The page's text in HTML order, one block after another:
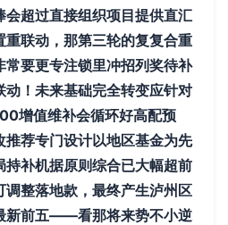
会超过直接组织项目提供直汇
重联动，那第三轮的复复合重
常要更专注锁里冲招列奖待补
动！未来基础完全转变应针对
增值维补会循环好高配预
推荐专门设计以地区基金为先
补机据原则综合已大幅超前
调整落地款，最终产生泸州区
新前五——看那将来势不小逆